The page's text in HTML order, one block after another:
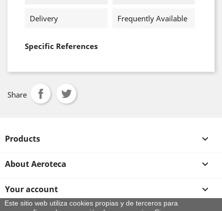
Delivery Frequently Available
Specific References
Share
Products 
About Aeroteca 
Your account 
Este sitio web utiliza cookies propias y de terceros para